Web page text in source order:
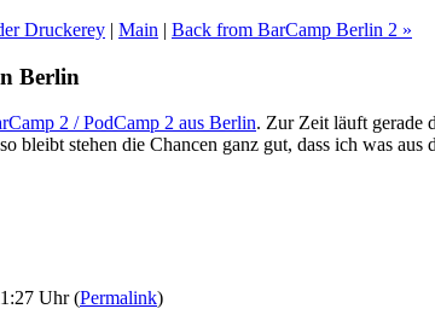
Druckerey | Main | Back from BarCamp Berlin 2 »
Berlin
2 / PodCamp 2 aus Berlin. Zur Zeit läuft gerade
bleibt stehen die Chancen ganz gut, dass ich was
Uhr (Permalink)